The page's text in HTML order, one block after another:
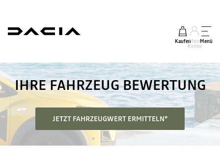
KaufenMein
Konto
Menü
IHRE FAHRZEUG BEWERTUNG
JETZT FAHRZEUGWERT ERMITTELN*